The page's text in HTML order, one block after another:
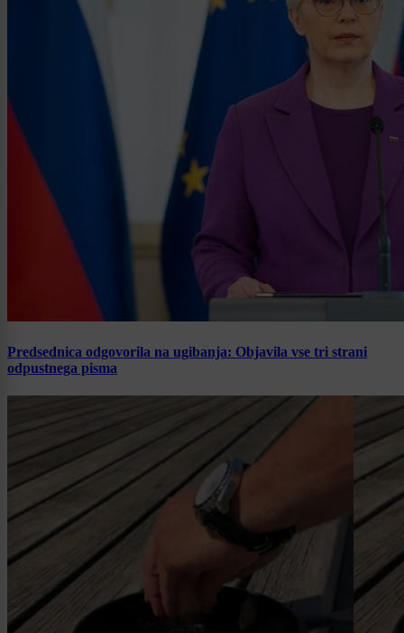
Predsednica odgovorila na ugibanja: Objavila vse tri strani
odpustnega pisma